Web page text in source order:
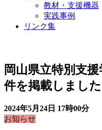
教材・支援機器
実践事例
リンク集
岡山県立特別支
件を掲載しました
2024年5月24日 17時00分
お知らせ